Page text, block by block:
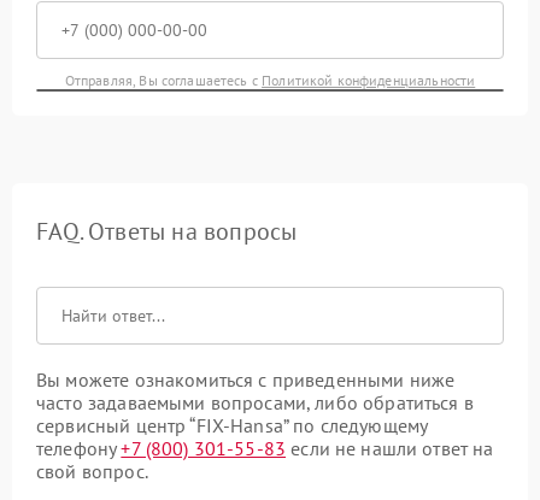
Отправляя, Вы соглашаетесь с Политикой конфиденциальности
FAQ. Ответы на вопросы
Вы можете ознакомиться с приведенными ниже
часто задаваемыми вопросами, либо обратиться в
сервисный центр “FIX-Hansa” по следующему
телефону+7 (800) 301-55-83 если не нашли ответ на
свой вопрос.